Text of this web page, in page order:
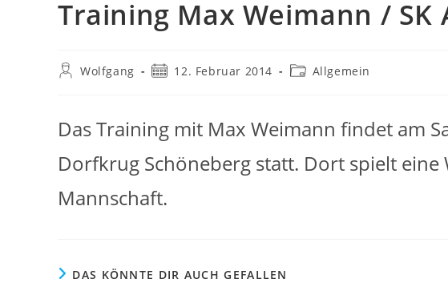
Training Max Weimann / SK
Beitrags-
Wolfgang
Beitrag12. Februar 2014
Beitrags-
Allgemein
Das Training mit Max Weimann findet am
Dorfkrug Schöneberg statt. Dort spielt eine
Mannschaft.
DAS KÖNNTE DIR AUCH GEFALLEN